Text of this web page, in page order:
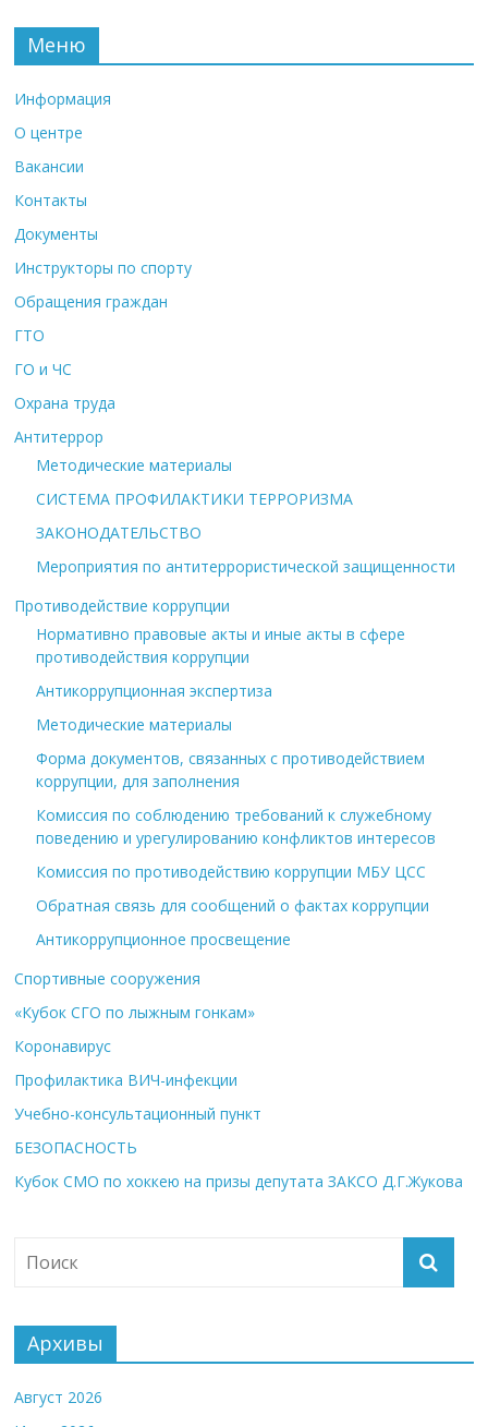
Меню
Информация
О центре
Вакансии
Контакты
Документы
Инструкторы по спорту
Обращения граждан
ГТО
ГО и ЧС
Охрана труда
Антитеррор
Методические материалы
СИСТЕМА ПРОФИЛАКТИКИ ТЕРРОРИЗМА
ЗАКОНОДАТЕЛЬСТВО
Мероприятия по антитеррористической защищенности
Противодействие коррупции
Нормативно правовые акты и иные акты в сфере
противодействия коррупции
Антикоррупционная экспертиза
Методические материалы
Форма документов, связанных с противодействием
коррупции, для заполнения
Комиссия по соблюдению требований к служебному
поведению и урегулированию конфликтов интересов
Комиссия по противодействию коррупции МБУ ЦСС
Обратная связь для сообщений о фактах коррупции
Антикоррупционное просвещение
Спортивные сооружения
«Кубок СГО по лыжным гонкам»
Коронавирус
Профилактика ВИЧ-инфекции
Учебно-консультационный пункт
БЕЗОПАСНОСТЬ
Кубок СМО по хоккею на призы депутата ЗАКСО Д.Г.Жукова
Архивы
Август 2026